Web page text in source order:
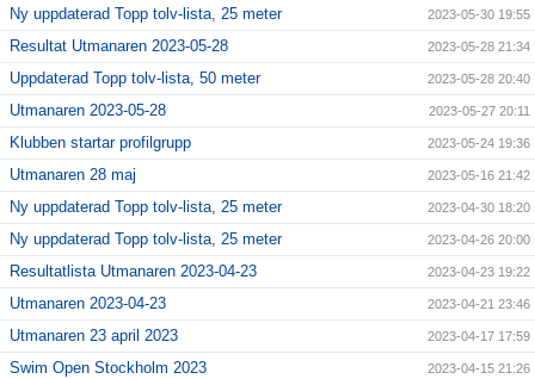
Ny uppdaterad Topp tolv-lista, 25 meter 2023-05-30 19:55
Resultat Utmanaren 2023-05-28 2023-05-28 21:34
Uppdaterad Topp tolv-lista, 50 meter 2023-05-28 20:40
Utmanaren 2023-05-28 2023-05-27 20:11
Klubben startar profilgrupp 2023-05-24 19:36
Utmanaren 28 maj 2023-05-16 21:42
Ny uppdaterad Topp tolv-lista, 25 meter 2023-04-30 18:20
Ny uppdaterad Topp tolv-lista, 25 meter 2023-04-26 20:00
Resultatlista Utmanaren 2023-04-23 2023-04-23 19:22
Utmanaren 2023-04-23 2023-04-21 23:46
Utmanaren 23 april 2023 2023-04-17 17:59
Swim Open Stockholm 2023 2023-04-15 21:26